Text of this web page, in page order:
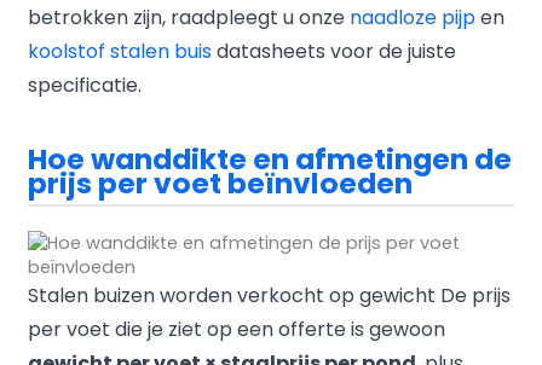
betrokken zijn, raadpleegt u onze naadloze pijpen
koolstof stalen buisdatasheets voor de juiste
specificatie.
Hoe wanddikte en afmetingen de
prijs per voet beïnvloeden
Stalen buizen worden verkocht op gewicht De prijs
per voet die je ziet op een offerte is gewoon